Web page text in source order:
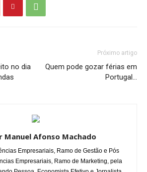
no dia
Próximo artigo
Quem pode gozar férias em
Portugal…
Manuel Afonso Machado
Empresariais, Ramo de Gestão e Pós
Empresariais, Ramo de Marketing, pela